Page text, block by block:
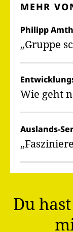
MEHR
Philipp
„Gruppe
Wie geht
Auslands-
Du